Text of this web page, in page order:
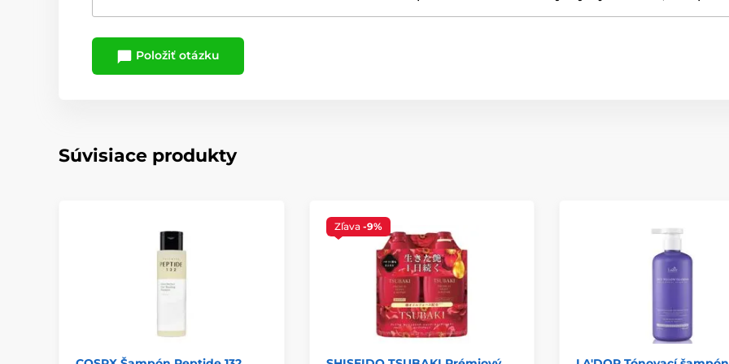
Položiť otázku
Súvisiace produkty
Zľava -9%